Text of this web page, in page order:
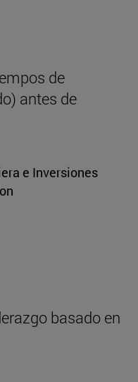
de
antes de
e Inversiones
basado en